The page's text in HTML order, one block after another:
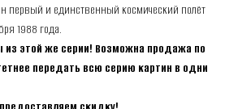
первый и единственный космический полёт
1988 года.
из этой же серии! Возможна продажа по
передать всю серию картин в одни